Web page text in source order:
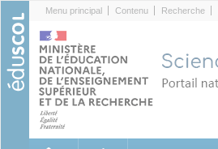
Menu principal Contenu Recherche